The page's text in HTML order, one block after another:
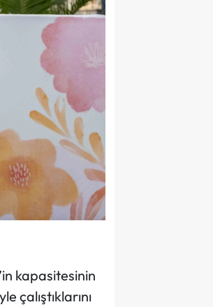
kapasitesinin
çalıştıklarını